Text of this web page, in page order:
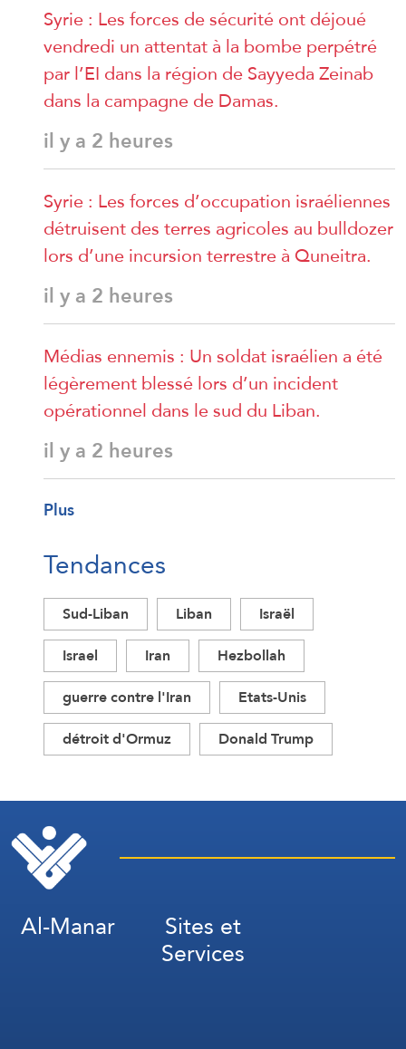
Syrie : Les forces de sécurité ont déjoué
vendredi un attentat à la bombe perpétré
par l’EI dans la région de Sayyeda Zeinab
dans la campagne de Damas.
il y a 2 heures
Syrie : Les forces d’occupation israéliennes
détruisent des terres agricoles au bulldozer
lors d’une incursion terrestre à Quneitra.
il y a 2 heures
Médias ennemis : Un soldat israélien a été
légèrement blessé lors d’un incident
opérationnel dans le sud du Liban.
il y a 2 heures
Plus
Tendances
Sud-Liban Liban
Israël
Israel
Iran
Hezbollah
guerre contre l'Iran
Etats-Unis
détroit d'Ormuz
Donald Trump
Al-Manar Sites et
Services